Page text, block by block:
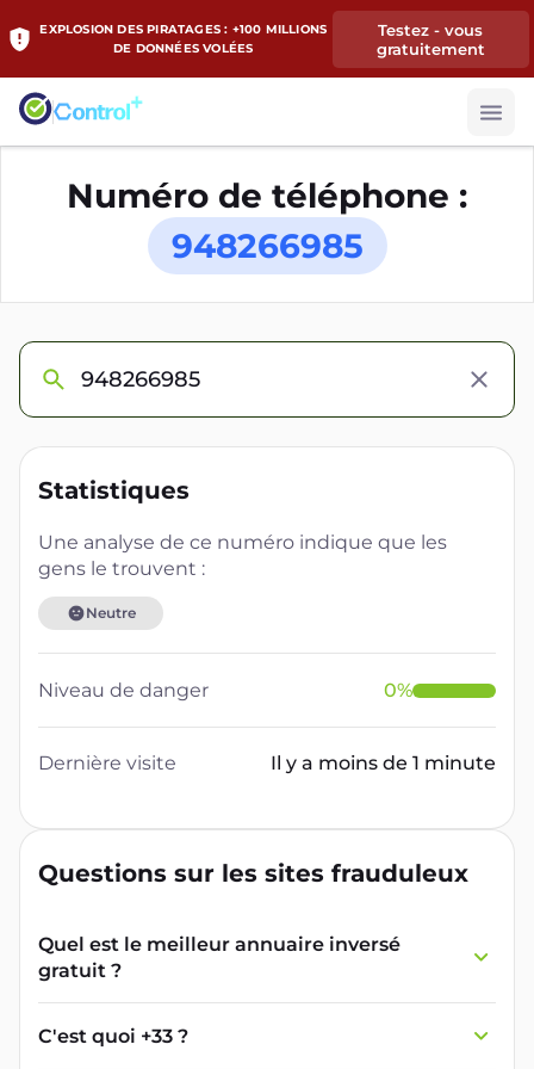
EXPLOSION DES PIRATAGES : +100 MILLIONS
DE DONNÉES VOLÉES
Testez - vous
gratuitement
Numéro de téléphone :
948266985
Statistiques
Une analyse de ce numéro indique que les
gens le trouvent :
Neutre
Niveau de danger 0%
Dernière visite Il y a moins de 1 minute
Questions sur les sites frauduleux
Quel est le meilleur annuaire inversé
gratuit ?
France Verif inclut une fonctionnalité de
recherche de numéro inversée qui est efficace
et gratuite pour identifier les appelants
C'est quoi +33 ?
L'indicatif +33 est le code téléphonique